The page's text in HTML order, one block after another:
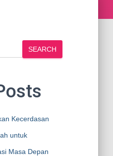
SEARCH
Kecerdasan
untuk
Masa Depan